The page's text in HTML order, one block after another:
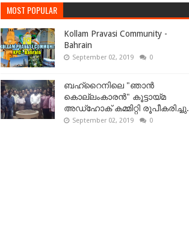
MOST POPULAR
Kollam Pravasi Community -
Bahrain
September 02, 2019 0
ബഹ്‌റൈനിലെ "ഞാൻ
കൊല്ലംകാരൻ" കൂട്ടായ്‌മ
അഡ്‌ഹോക് കമ്മിറ്റി രൂപീകരിച്ചു.
September 02, 2019 0